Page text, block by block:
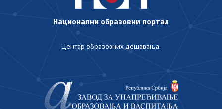
Национални образовни портал
Центар образовних дешавања.